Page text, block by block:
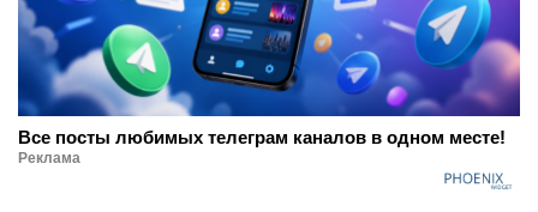
Все посты любимых телеграм каналов в одном месте!
Реклама